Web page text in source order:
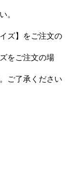
。
ズ】をご注文の
をご注文の場
ご了承ください